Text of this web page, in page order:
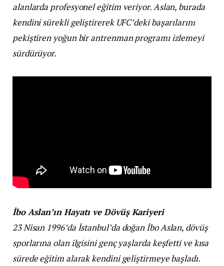
alanlarda profesyonel eğitim veriyor. Aslan, burada
kendini sürekli geliştirerek UFC’deki başarılarını
pekiştiren yoğun bir antrenman programı izlemeyi
sürdürüyor.
İbo Aslan’ın Hayatı ve Dövüş Kariyeri
23 Nisan 1996’da İstanbul’da doğan İbo Aslan, dövüş
sporlarına olan ilgisini genç yaşlarda keşfetti ve kısa
sürede eğitim alarak kendini geliştirmeye başladı.